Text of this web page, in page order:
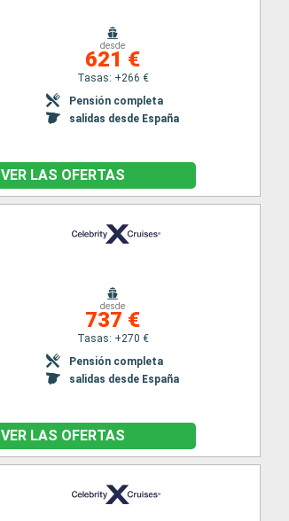
desde
621 €
Tasas: +266 €
Pensión completa
salidas desde España
VER LAS OFERTAS
desde
737 €
Tasas: +270 €
Pensión completa
salidas desde España
VER LAS OFERTAS